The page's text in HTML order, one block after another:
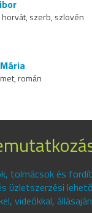
szerb, szlovén
román
tolmácsok és
üzletszerzési
videókkal,